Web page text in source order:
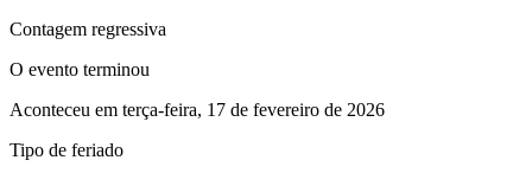
Contagem regressiva
O evento terminou
Aconteceu em terça-feira, 17 de fevereiro de 2026
Tipo de feriado